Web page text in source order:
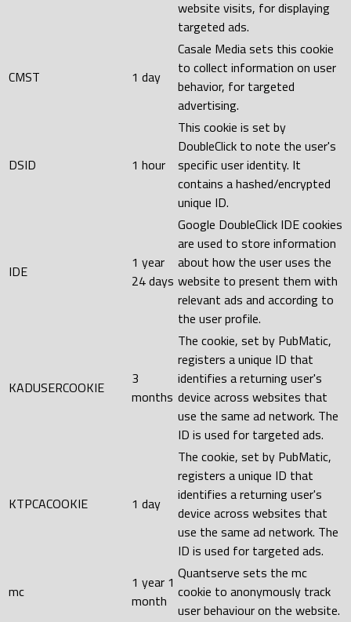
website visits, for displaying
targeted ads.
CMST 1 day
Casale Media sets this cookie
to collect information on user
behavior, for targeted
advertising.
DSID 1 hour
This cookie is set by
DoubleClick to note the user's
specific user identity. It
contains a hashed/encrypted
unique ID.
IDE
1 year
24 days
Google DoubleClick IDE cookies
are used to store information
about how the user uses the
website to present them with
relevant ads and according to
the user profile.
KADUSERCOOKIE
3
months
The cookie, set by PubMatic,
registers a unique ID that
identifies a returning user's
device across websites that
use the same ad network. The
ID is used for targeted ads.
KTPCACOOKIE 1 day
The cookie, set by PubMatic,
registers a unique ID that
identifies a returning user's
device across websites that
use the same ad network. The
ID is used for targeted ads.
mc
1 year 1
month
Quantserve sets the mc
cookie to anonymously track
user behaviour on the website.